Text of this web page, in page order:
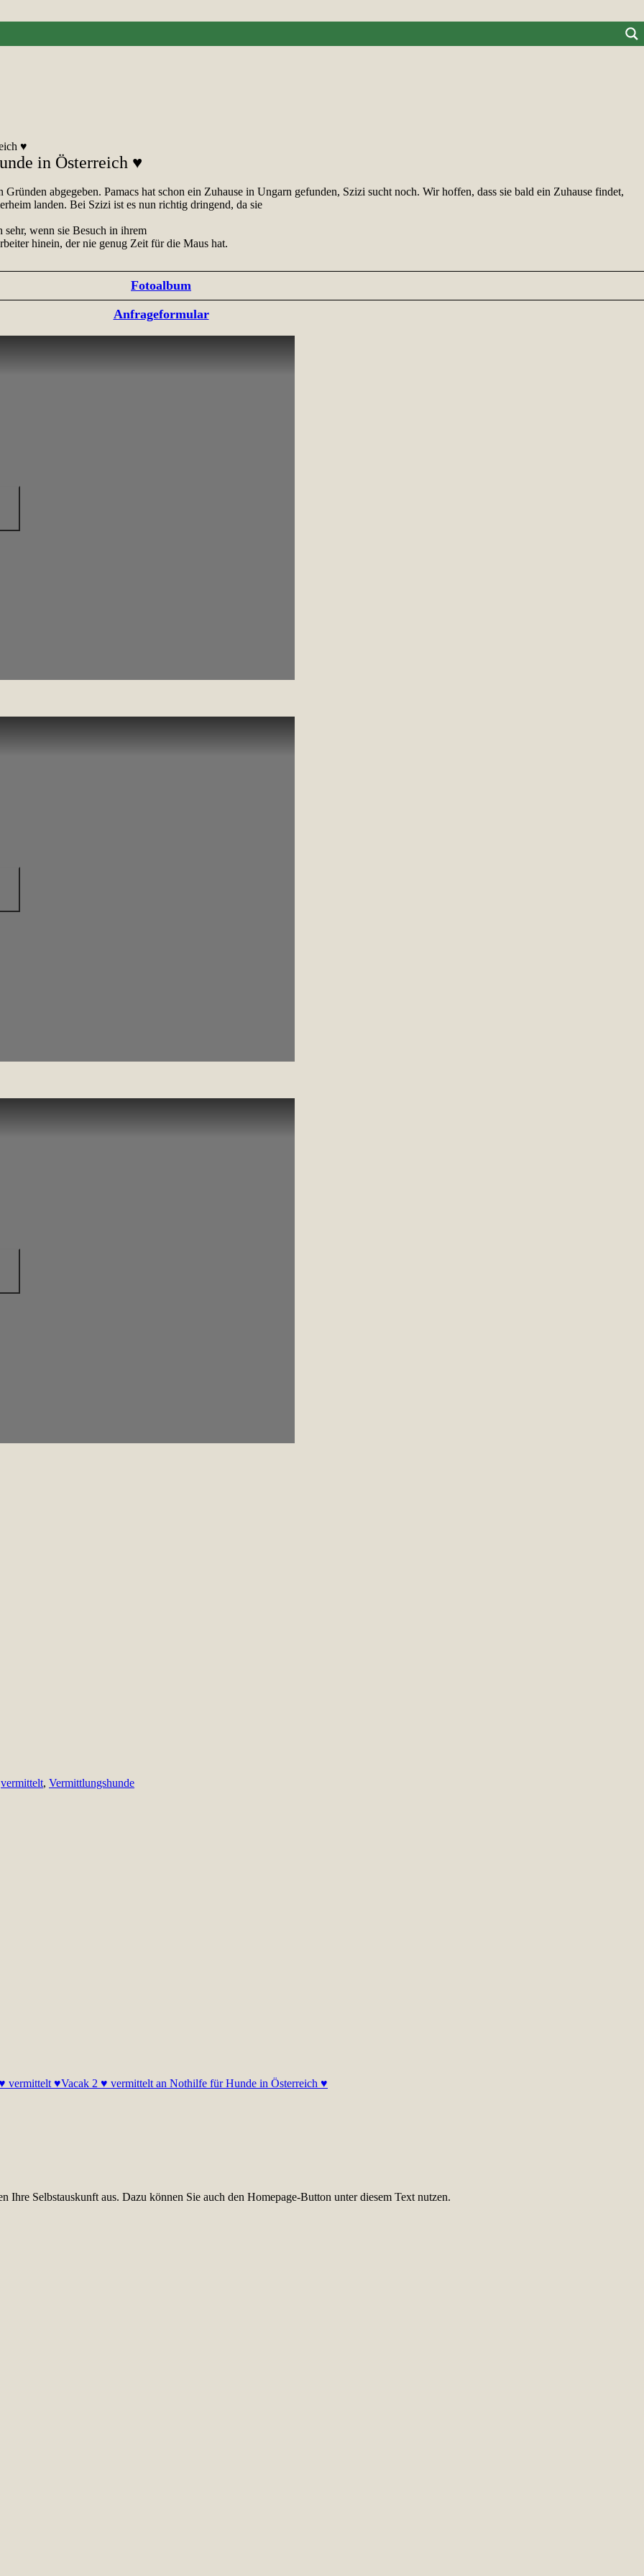
♥
in Österreich ♥
abgegeben. Pamacs hat schon ein Zuhause in Ungarn gefunden, Szizi sucht noch. Wir hoffen, dass sie bald ein Zuhause findet,
landen. Bei Szizi ist es nun richtig dringend, da sie
wenn sie Besuch in ihrem
hinein, der nie genug Zeit für die Maus hat.
Fotoalbum
Anfrageformular
vermittelt, Vermittlungshunde
vermittelt ♥Vacak 2 ♥ vermittelt an Nothilfe für Hunde in Österreich ♥
Ihre Selbstauskunft aus. Dazu können Sie auch den Homepage-Button unter diesem Text nutzen.